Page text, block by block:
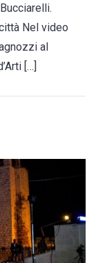
L’Abbate:
“La
vuole
cultura
fuori
dai
luoghi
chiusi
Nel video
al
[…]